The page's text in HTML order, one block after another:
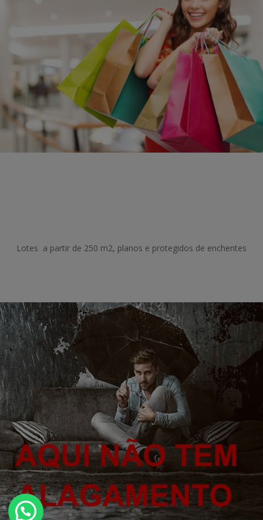
Lotes a partir de 250 m2, planos e protegidos de enchentes